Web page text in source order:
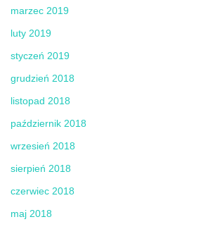
marzec 2019
luty 2019
styczeń 2019
grudzień 2018
listopad 2018
październik 2018
wrzesień 2018
sierpień 2018
czerwiec 2018
maj 2018